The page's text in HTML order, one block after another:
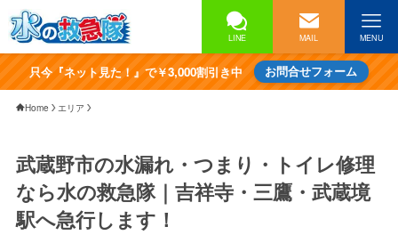
LINE MAIL MENU
只今『ネット見た！』で￥3,000割引き中 お問合せフォーム
Home エリア
武蔵野市の水漏れ・つまり・トイレ修理
なら水の救急隊｜吉祥寺・三鷹・武蔵境
駅へ急行します！